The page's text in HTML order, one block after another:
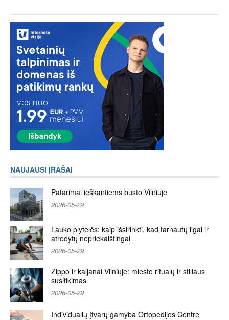
NAUJAUSI ĮRAŠAI
Patarimai ieškantiems būsto Vilniuje
2026-05-29
Lauko plytelės: kaip išsirinkti, kad tarnautų ilgai ir
atrodytų nepriekaištingai
2026-05-29
Zippo ir kaljanai Vilniuje: miesto ritualų ir stiliaus
susitikimas
2026-05-29
Individualių įtvarų gamyba Ortopedijos Centre